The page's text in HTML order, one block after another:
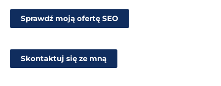
Sprawdź moją ofertę SEO
Skontaktuj się ze mną